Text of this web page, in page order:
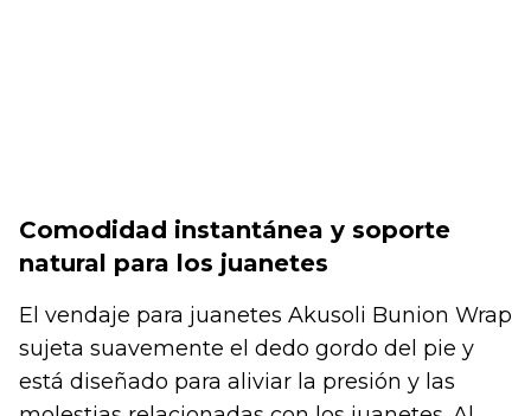
Comodidad instantánea y soporte
natural para los juanetes
El vendaje para juanetes Akusoli Bunion Wrap
sujeta suavemente el dedo gordo del pie y
está diseñado para aliviar la presión y las